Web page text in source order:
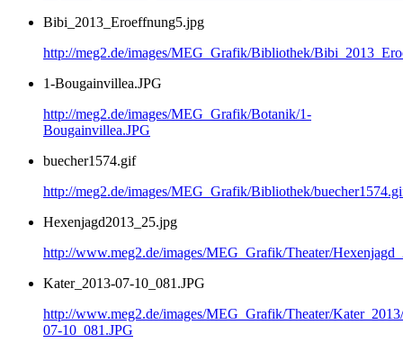
Bibi_2013_Eroeffnung5.jpg
http://meg2.de/images/MEG_Grafik/Bibliothek/
1-Bougainvillea.JPG
http://meg2.de/images/MEG_Grafik/Botanik/1-
Bougainvillea.JPG
buecher1574.gif
http://meg2.de/images/MEG_Grafik/Bibliothek/
Hexenjagd2013_25.jpg
http://www.meg2.de/images/MEG_Grafik/Theater/
Kater_2013-07-10_081.JPG
http://www.meg2.de/images/MEG_Grafik/Theater/
07-10_081.JPG